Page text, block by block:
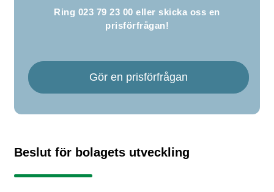
Ring 023 79 23 00 eller skicka oss en
prisförfrågan!
Gör en prisförfrågan
Beslut för bolagets utveckling